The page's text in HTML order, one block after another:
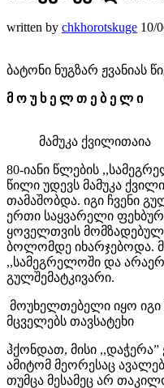
written by chkhorotskuge 10/
ბატონი ნუგზარ ჟვანიას
მ ო უ ხ ე ლ თ ე ბ ე ლ ი
მამუკა ქვილითაია
80-იანი წლების
წილი უდევს მამუკა
თამაშობდა. იგი ჩვენი
ერთი საყვარელი
ყოველთვის
ბოლომდე იხარჯებოდა.
,,სამეგრელოში და
გულშემატკივარი.
მოუხელთებელი იყო იგი
მცველებს თავსატეხი
ჰქონდათ, მისი
ამიტომ მეორესაც
თუმცა მესამეც არ